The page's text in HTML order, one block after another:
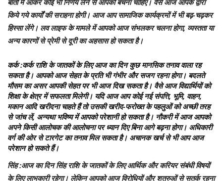
बातों में आकर कोई भी निर्णय लेने से आपको बचना चाहिए। वैसे आज आपके द्वारा
किये गये कार्यों की सराहना होगी। आज आप सामाजिक कार्यक्रमों में भी बढ़-चढ़कर
हिस्सा लेंगे। लव लाइफ के मामले में आपको आज संभलकर चलना होगा, व्यस्तता या
अन्य कारणों से प्रेमी से दूरी का अहसास हो सकता है।
कर्क:कर्क राशि के जातकों के लिए आज का दिन कुछ मानसिक तनाव वाला रह
सकता है। आपको आज सेहत के प्रति भी गंभीर और सजग रहना होगा। बदलते
मौसम का असर आपकी सेहत पर भी आज दिख सकता है। वैसे आज विद्यार्थियों को
शिक्षा के क्षेत्र में सफलता मिलेगी। यदि आज आप कोई नई संपत्ति, भूमि, वाहन,
मकान आदि खरीदना चाहते हैं तो उसकी खरीद-फरोख्त के पहलुओं को अच्छी तरह
से जांच लें, अन्यथा भविष्य में आपको परेशानी हो सकता है। नौकरी में आज आपको
अपने किसी आलोचक की आलोचना पर ध्यान दिए बिना आगे बढ़ना होगा। अधिकारी
वर्ग की ओर से टारगेट का तनाव मिल सकता है। अचानक खर्च से भी आप आज
परेशान हो सकते हैं।
सिंह:आज का दिन सिंह राशि के जातकों के लिए आर्थिक और करियर संबंधी विषयों
के लिए लाभकारी रहेगा। लेकिन आपको आज विरोधियों और शत्रुओं से सतर्क रहना